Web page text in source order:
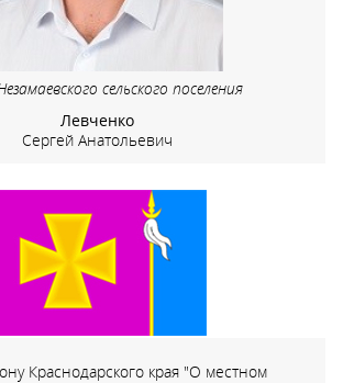
сельского поселения
Левченко
Сергей Анатольевич
Краснодарского края "О местном